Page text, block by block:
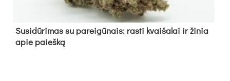
Su­si­dū­ri­mas su pa­rei­gū­nais: ras­ti kvai­ša­lai ir ži­nia
apie paieš­ką